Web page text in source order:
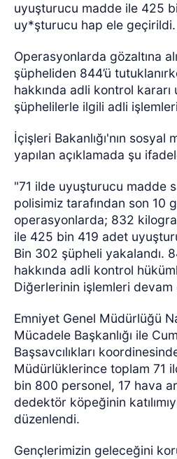
uyuşturucu madde ile 425
uy*şturucu hap ele geçirildi.
Operasyonlarda gözaltına
şüpheliden 844’ü
hakkında adli kontrol kararı
şüphelilerle ilgili adli
İçişleri Bakanlığı'nın sosyal
yapılan açıklamada şu
"71 ilde uyuşturucu madde
polisimiz tarafından son 10
operasyonlarda; 832
ile 425 bin 419 adet
Bin 302 şüpheli yakalandı.
hakkında adli kontrol
Diğerlerinin işlemleri devam
Emniyet Genel Müdürlüğü
Mücadele Başkanlığı ile
Başsavcılıkları
Müdürlüklerince toplam 71
bin 800 personel, 17 hava
dedektör köpeğinin
düzenlendi.
Gençlerimizin geleceğini